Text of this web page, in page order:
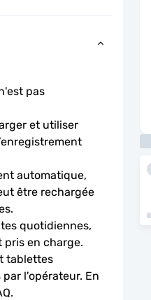
pas
et utiliser
automatique,
être rechargée
quotidiennes,
pris en charge.
tablettes
l'opérateur. En